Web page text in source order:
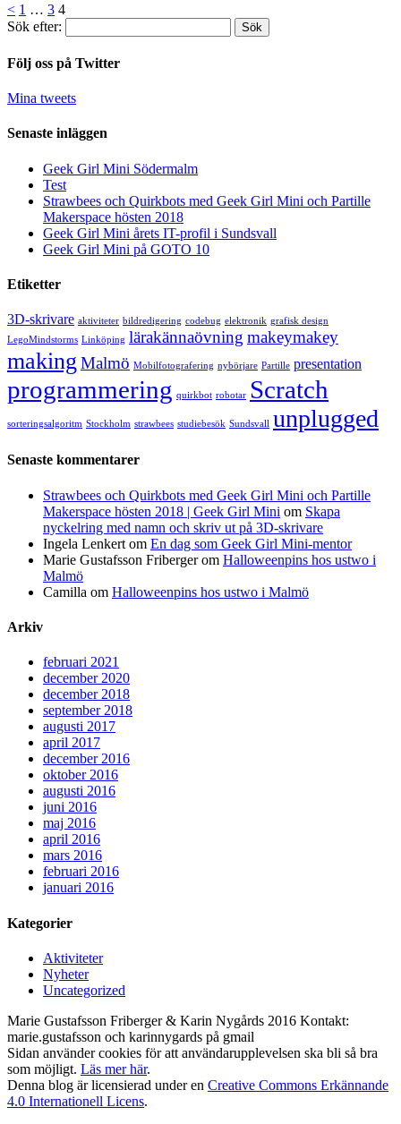
< 1 … 3 4
Sök efter:
Följ oss på Twitter
Mina tweets
Senaste inläggen
Geek Girl Mini Södermalm
Test
Strawbees och Quirkbots med Geek Girl Mini och Partille
Makerspace hösten 2018
Geek Girl Mini årets IT-profil i Sundsvall
Geek Girl Mini på GOTO 10
Etiketter
3D-skrivare aktiviteter bildredigering codebug elektronik grafisk design
LegoMindstorms Linköping lärakännaövning makeymakey
making Malmö Mobilfotografering nybörjare Partille presentation
programmering quirkbot robotar Scratch
sorteringsalgoritm Stockholm strawbees studiebesök Sundsvall unplugged
Senaste kommentarer
Strawbees och Quirkbots med Geek Girl Mini och Partille
Makerspace hösten 2018 | Geek Girl Mini om Skapa
nyckelring med namn och skriv ut på 3D-skrivare
Ingela Lenkert om En dag som Geek Girl Mini-mentor
Marie Gustafsson Fribergerom Halloweenpins hos ustwo i
Malmö
Camilla om Halloweenpins hos ustwo i Malmö
Arkiv
februari 2021
december 2020
december 2018
september 2018
augusti 2017
april 2017
december 2016
oktober 2016
augusti 2016
juni 2016
maj 2016
april 2016
mars 2016
februari 2016
januari 2016
Kategorier
Aktiviteter
Nyheter
Uncategorized
Marie Gustafsson Friberger & Karin Nygårds 2016 Kontakt:
marie.gustafsson och karinnygards på gmail
Sidan använder cookies för att användarupplevelsen ska bli så bra
som möjligt. Läs mer här.
Denna blog är licensierad under en Creative Commons Erkännande
4.0 Internationell Licens.